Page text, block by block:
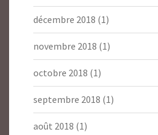
décembre 2018 (1)
novembre 2018 (1)
octobre 2018 (1)
septembre 2018 (1)
août 2018 (1)